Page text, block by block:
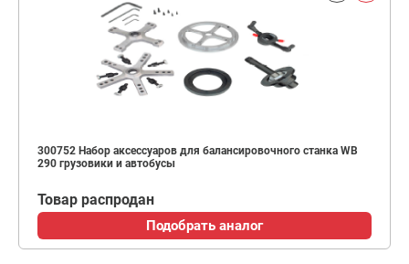
300752 Набор аксессуаров для балансировочного станка WB
290 грузовики и автобусы
Товар распродан
Подобрать аналог